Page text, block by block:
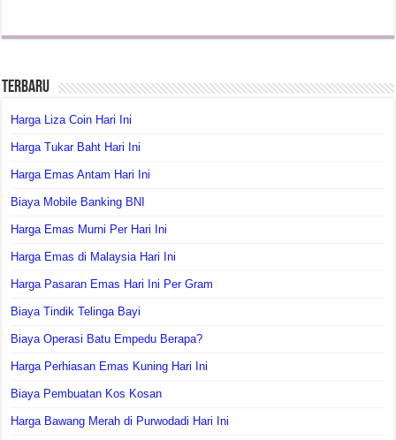
Terbaru
Harga Liza Coin Hari Ini
Harga Tukar Baht Hari Ini
Harga Emas Antam Hari Ini
Biaya Mobile Banking BNI
Harga Emas Murni Per Hari Ini
Harga Emas di Malaysia Hari Ini
Harga Pasaran Emas Hari Ini Per Gram
Biaya Tindik Telinga Bayi
Biaya Operasi Batu Empedu Berapa?
Harga Perhiasan Emas Kuning Hari Ini
Biaya Pembuatan Kos Kosan
Harga Bawang Merah di Purwodadi Hari Ini